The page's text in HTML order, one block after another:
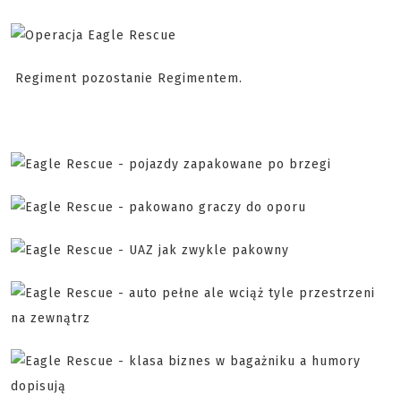
Regiment pozostanie Regimentem.